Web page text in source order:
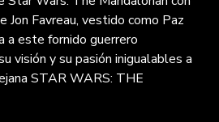
Jon Favreau, vestido como Paz
a este fornido guerrero
visión y su pasión inigualables a
STAR WARS: THE